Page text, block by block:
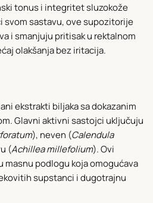
tonus i integritet sluzokože
svom sastavu, ove supozitorije
i smanjuju pritisak u rektalnom
olakšanja bez iritacija.
ekstrakti biljaka sa dokazanim
Glavni aktivni sastojci uključuju
), neven (Calendula
(Achillea millefolium). Ovi
masnu podlogu koja omogućava
supstanci i dugotrajnu